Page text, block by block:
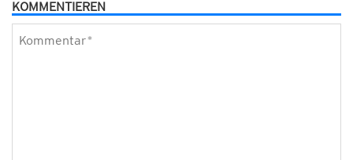
KOMMENTIEREN